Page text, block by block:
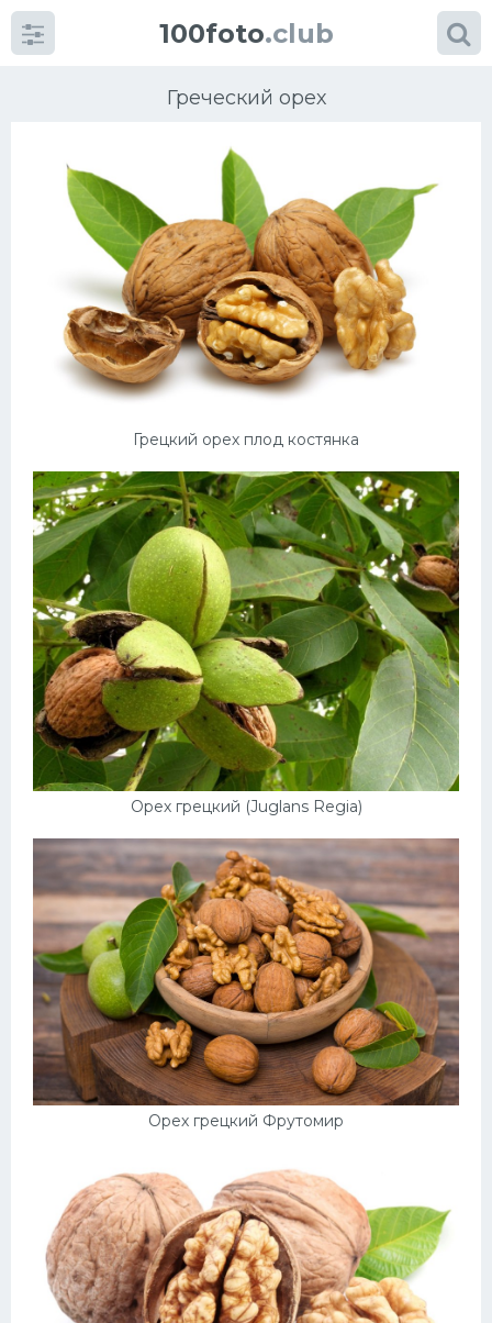
100foto.club
Греческий орех
Грецкий орех плод костянка
Орех грецкий (Juglans Regia)
Орех грецкий Фрутомир
Категориикартинок
Супы
Мясные блюда
Выпечка
Десерт
Напитки
Дизайн комнаты